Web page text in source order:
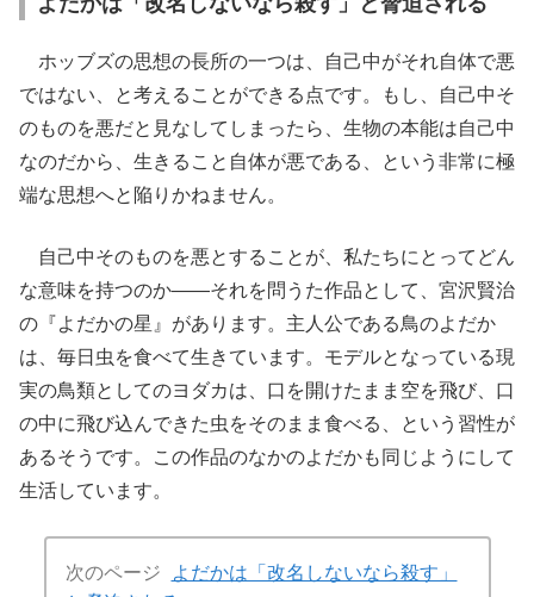
ホッブズの思想の長所の一つは、自己中がそれ自体で悪
ではない、と考えることができる点です。もし、自己中そ
のものを悪だと見なしてしまったら、生物の本能は自己中
なのだから、生きること自体が悪である、という非常に極
端な思想へと陥りかねません。
自己中そのものを悪とすることが、私たちにとってどん
な意味を持つのか――それを問うた作品として、宮沢賢治
の『よだかの星』があります。主人公である鳥のよだか
は、毎日虫を食べて生きています。モデルとなっている現
実の鳥類としてのヨダカは、口を開けたまま空を飛び、口
の中に飛び込んできた虫をそのまま食べる、という習性が
あるそうです。この作品のなかのよだかも同じようにして
生活しています。
次のページ
よだかは「改名しないなら殺す」